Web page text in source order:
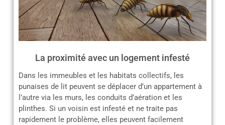
La proximité avec un logement infesté
Dans les immeubles et les habitats collectifs, les
punaises de lit peuvent se déplacer d’un appartement à
l’autre via les murs, les conduits d’aération et les
plinthes. Si un voisin est infesté et ne traite pas
rapidement le problème, elles peuvent facilement